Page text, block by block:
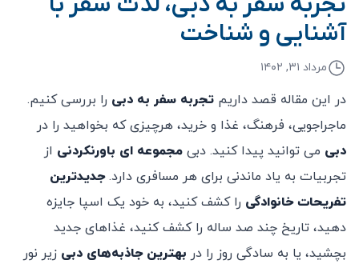
آشنایی و شناخت
مرداد ۳۱, ۱۴۰۲
در این مقاله قصد داریم تجربه سفر به دبی را بررسی کنیم.
ماجراجویی، فرهنگ، غذا و خرید، هرچیزی که بخواهید را در
دبی می توانید پیدا کنید. دبی مجموعه ای باورنکردنی از
تجربیات به یاد ماندنی برای هر مسافری دارد.جدیدترین
تفریحات خانوادگی را کشف کنید، به خود یک اسپا جایزه
دهید، تاریخ چند صد ساله را کشف کنید، غذاهای جدید
بچشید، یا به سادگی روز را در بهترین جاذبه‌های دبی زیر نور